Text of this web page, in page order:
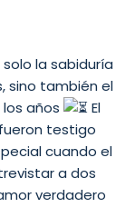
la sabiduría
sino también el
años
El
testigo
cuando el
a dos
verdadero